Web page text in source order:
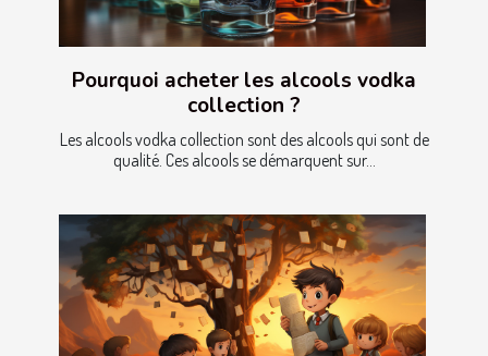
Pourquoi acheter les alcools vodka
collection ?
Les alcools vodka collection sont des alcools qui sont de
qualité. Ces alcools se démarquent sur...